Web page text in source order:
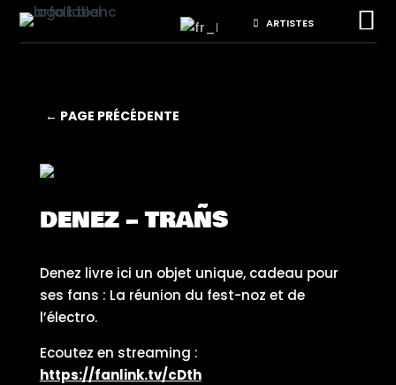
ARTISTES 
← PAGE PRÉCÉDENTE
DENEZ – TRAÑS
Denez livre ici un objet unique, cadeau pour
ses fans : La réunion du fest-noz et de
l’électro.
Ecoutez en streaming :
https://fanlink.tv/cDth